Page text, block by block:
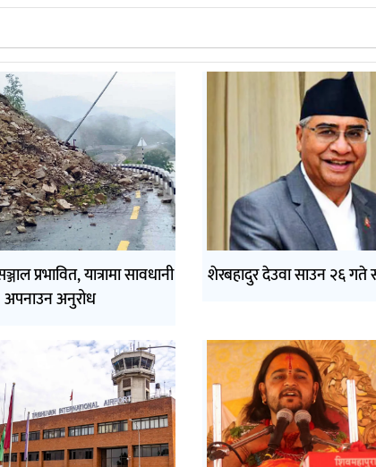
प्रभावित, यात्रामा सावधानी
अपनाउन अनुरोध
शेरबहादुर देउवा साउन २६ गते